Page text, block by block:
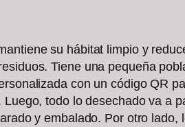
su hábitat limpio y
Tiene una pequeña
con un código QR
todo lo desechado va a
y embalado. Por otro lado,